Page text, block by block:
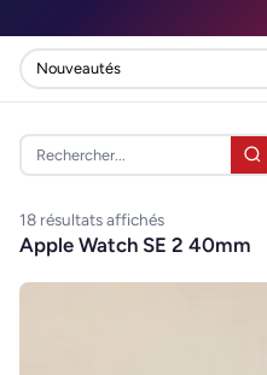
18 résultats affichés
Apple Watch SE 2 40mm